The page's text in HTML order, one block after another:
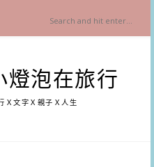
燈泡在旅行
Ｘ文字Ｘ親子Ｘ人生